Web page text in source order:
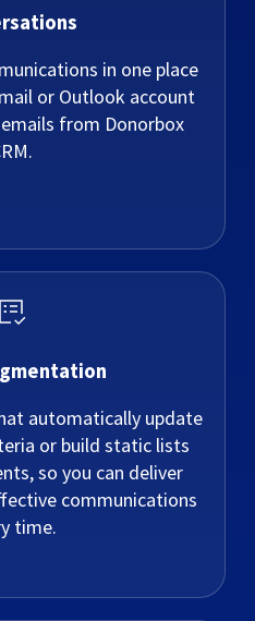
in one place
or Outlook account
from Donorbox
automatically update
or build static lists
so you can deliver
communications
time.